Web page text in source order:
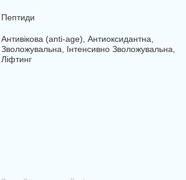
Пептиди
Антивікова (anti-age), Антиоксидантна,
Зволожувальна, Інтенсивно Зволожувальна,
Ліфтинг